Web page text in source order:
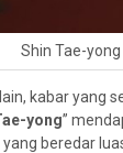
Shin Tae-
lain, kabar yang
yong”
beredar